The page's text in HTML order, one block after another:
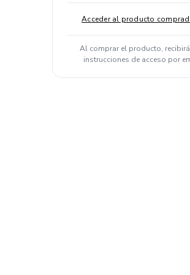
Acceder al producto
Al comprar el producto,
instrucciones de acceso por